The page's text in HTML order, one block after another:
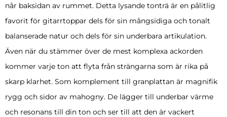
når baksidan av rummet. Detta lysande tonträ är en pålitlig
favorit för gitarrtoppar dels för sin mångsidiga och tonalt
balanserade natur och dels för sin underbara artikulation.
Även när du stämmer över de mest komplexa ackorden
kommer varje ton att flyta från strängarna som är rika på
skarp klarhet. Som komplement till granplattan är magnifik
rygg och sidor av mahogny. De lägger till underbar värme
och resonans till din ton och ser till att den är vackert